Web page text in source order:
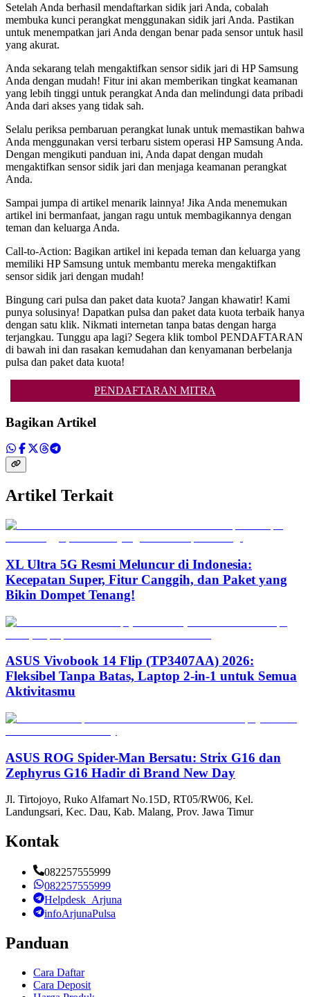
Setelah Anda berhasil mendaftarkan sidik jari Anda, cobalah
membuka kunci perangkat menggunakan sidik jari Anda. Pastikan
untuk menempatkan jari Anda dengan benar pada sensor untuk hasil
yang akurat.
Anda sekarang telah mengaktifkan sensor sidik jari di HP Samsung
Anda dengan mudah! Fitur ini akan memberikan tingkat keamanan
yang lebih tinggi untuk perangkat Anda dan melindungi data pribadi
Anda dari akses yang tidak sah.
Selalu periksa pembaruan perangkat lunak untuk memastikan bahwa
Anda menggunakan versi terbaru sistem operasi HP Samsung Anda.
Dengan mengikuti panduan ini, Anda dapat dengan mudah
mengaktifkan sensor sidik jari dan menjaga keamanan perangkat
Anda.
Sampai jumpa di artikel menarik lainnya! Jika Anda menemukan
artikel ini bermanfaat, jangan ragu untuk membagikannya dengan
teman dan keluarga Anda.
Call-to-Action: Bagikan artikel ini kepada teman dan keluarga yang
memiliki HP Samsung untuk membantu mereka mengaktifkan
sensor sidik jari dengan mudah!
Bingung cari pulsa dan paket data kuota? Jangan khawatir! Kami
punya solusinya! Dapatkan pulsa dan paket data kuota terbaik hanya
dengan satu klik. Nikmati internetan tanpa batas dengan harga
terjangkau. Tunggu apa lagi? Segera klik tombol PENDAFTARAN
di bawah ini dan rasakan kemudahan dan kenyamanan berbelanja
pulsa dan paket data kuota!
PENDAFTARAN MITRA
Bagikan Artikel
Artikel Terkait
XL Ultra 5G Resmi Meluncur di Indonesia:
Kecepatan Super, Fitur Canggih, dan Paket yang
Bikin Dompet Tenang!
ASUS Vivobook 14 Flip (TP3407AA) 2026:
Fleksibel Tanpa Batas, Laptop 2-in-1 untuk Semua
Aktivitasmu
ASUS ROG Spider-Man Bersatu: Strix G16 dan
Zephyrus G16 Hadir di Brand New Day
Jl. Tirtojoyo, Ruko Alfamart No.15D, RT05/RW06, Kel.
Landungsari, Kec. Dau, Kab. Malang, Prov. Jawa Timur
Kontak
082257555999
082257555999
Helpdesk_Arjuna
infoArjunaPulsa
Panduan
Cara Daftar
Cara Deposit